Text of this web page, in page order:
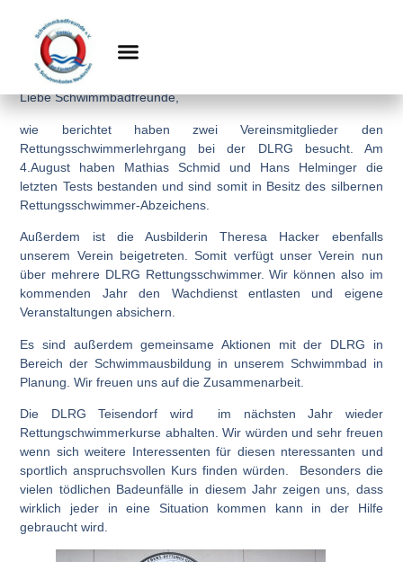
Wir sind Rettungsschwimmer
Liebe Schwimmbadfreunde,
wie berichtet haben zwei Vereinsmitglieder den
Rettungsschwimmerlehrgang bei der DLRG besucht. Am
4.August haben Mathias Schmid und Hans Helminger die
letzten Tests bestanden und sind somit in Besitz des silbernen
Rettungsschwimmer-Abzeichens.
Außerdem ist die Ausbilderin Theresa Hacker ebenfalls
unserem Verein beigetreten. Somit verfügt unser Verein nun
über mehrere DLRG Rettungsschwimmer. Wir können also im
kommenden Jahr den Wachdienst entlasten und eigene
Veranstaltungen absichern.
Es sind außerdem gemeinsame Aktionen mit der DLRG in
Bereich der Schwimmausbildung in unserem Schwimmbad in
Planung. Wir freuen uns auf die Zusammenarbeit.
Die DLRG Teisendorf wird im nächsten Jahr wieder
Rettungschwimmerkurse abhalten. Wir würden und sehr freuen
wenn sich weitere Interessenten für diesen nteressanten und
sportlich anspruchsvollen Kurs finden würden. Besonders die
vielen tödlichen Badeunfälle in diesem Jahr zeigen uns, dass
wirklich jeder in eine Situation kommen kann in der Hilfe
gebraucht wird.